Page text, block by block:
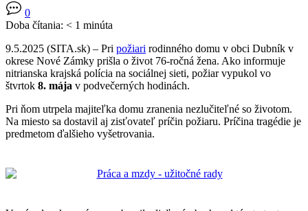
0
Doba čítania: < 1 minúta
9.5.2025 (SITA.sk) – Pri požiari rodinného domu v obci Dubník v
okrese Nové Zámky prišla o život 76-ročná žena. Ako informuje
nitrianska krajská polícia na sociálnej sieti, požiar vypukol vo
štvrtok 8. mája v podvečerných hodinách.
Pri ňom utrpela majiteľka domu zranenia nezlučiteľné so životom.
Na miesto sa dostavil aj zisťovateľ príčin požiaru. Príčina tragédie je
predmetom ďalšieho vyšetrovania.